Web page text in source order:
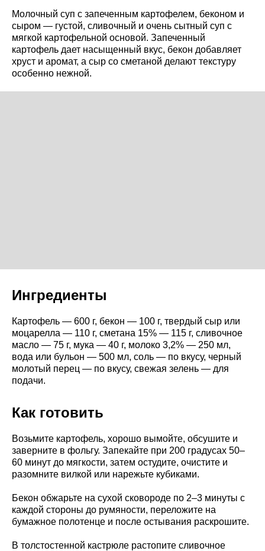
Молочный суп с запеченным картофелем, беконом и
сыром — густой, сливочный и очень сытный суп с
мягкой картофельной основой. Запеченный
картофель дает насыщенный вкус, бекон добавляет
хруст и аромат, а сыр со сметаной делают текстуру
особенно нежной.
Ингредиенты
Картофель — 600 г, бекон — 100 г, твердый сыр или
моцарелла — 110 г, сметана 15% — 115 г, сливочное
масло — 75 г, мука — 40 г, молоко 3,2% — 250 мл,
вода или бульон — 500 мл, соль — по вкусу, черный
молотый перец — по вкусу, свежая зелень — для
подачи.
Как готовить
Возьмите картофель, хорошо вымойте, обсушите и
заверните в фольгу. Запекайте при 200 градусах 50–
60 минут до мягкости, затем остудите, очистите и
разомните вилкой или нарежьте кубиками.
Бекон обжарьте на сухой сковороде по 2–3 минуты с
каждой стороны до румяности, переложите на
бумажное полотенце и после остывания раскрошите.
В толстостенной кастрюле растопите сливочное